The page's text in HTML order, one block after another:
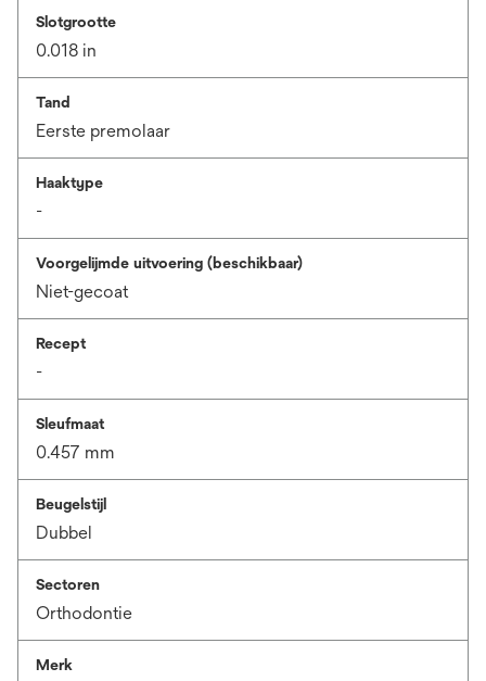
Slotgrootte
0.018 in
Tand
Eerste premolaar
Haaktype
-
Voorgelijmde uitvoering (beschikbaar)
Niet-gecoat
Recept
-
Sleufmaat
0.457 mm
Beugelstijl
Dubbel
Sectoren
Orthodontie
Merk